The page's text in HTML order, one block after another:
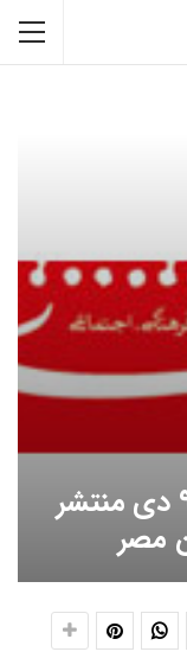
شماره شصت و یکم نشریه ۹ دی منتشر
مصر